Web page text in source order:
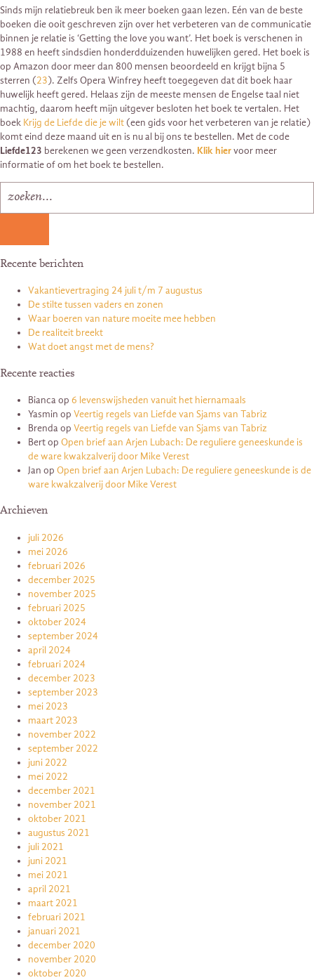
Sinds mijn relatiebreuk ben ik meer boeken gaan lezen. Eén van de beste
boeken die ooit geschreven zijn over het verbeteren van de communicatie
binnen je relatie is ‘Getting the love you want’. Het boek is verschenen in
1988 en heeft sindsdien honderdduizenden huwelijken gered. Het boek is
op Amazon door meer dan 800 mensen beoordeeld en krijgt bijna 5
sterren (23). Zelfs Opera Winfrey heeft toegegeven dat dit boek haar
huwelijk heeft gered. Helaas zijn de meeste mensen de Engelse taal niet
machtig, daarom heeft mijn uitgever besloten het boek te vertalen. Het
boek Krijg de Liefde die je wilt (een gids voor het verbeteren van je relatie)
komt eind deze maand uit en is nu al bij ons te bestellen. Met de code
Liefde123 berekenen we geen verzendkosten. Klik hiervoor meer
informatie of om het boek te bestellen.
Recente berichten
Vakantievertraging 24 juli t/m 7 augustus
De stilte tussen vaders en zonen
Waar boeren van nature moeite mee hebben
De realiteit breekt
Wat doet angst met de mens?
Recente reacties
Biancaop 6 levenswijsheden vanuit het hiernamaals
Yasmin op Veertig regels van Liefde van Sjams van Tabriz
Brendaop Veertig regels van Liefde van Sjams van Tabriz
Bertop Open brief aan Arjen Lubach: De reguliere geneeskunde is
de ware kwakzalverij door Mike Verest
Jan op Open brief aan Arjen Lubach: De reguliere geneeskunde is de
ware kwakzalverij door Mike Verest
Archieven
juli 2026
mei 2026
februari 2026
december 2025
november 2025
februari 2025
oktober 2024
september 2024
april 2024
februari 2024
december 2023
september 2023
mei 2023
maart 2023
november 2022
september 2022
juni 2022
mei 2022
december 2021
november 2021
oktober 2021
augustus 2021
juli 2021
juni 2021
mei 2021
april 2021
maart 2021
februari 2021
januari 2021
december 2020
november 2020
oktober 2020